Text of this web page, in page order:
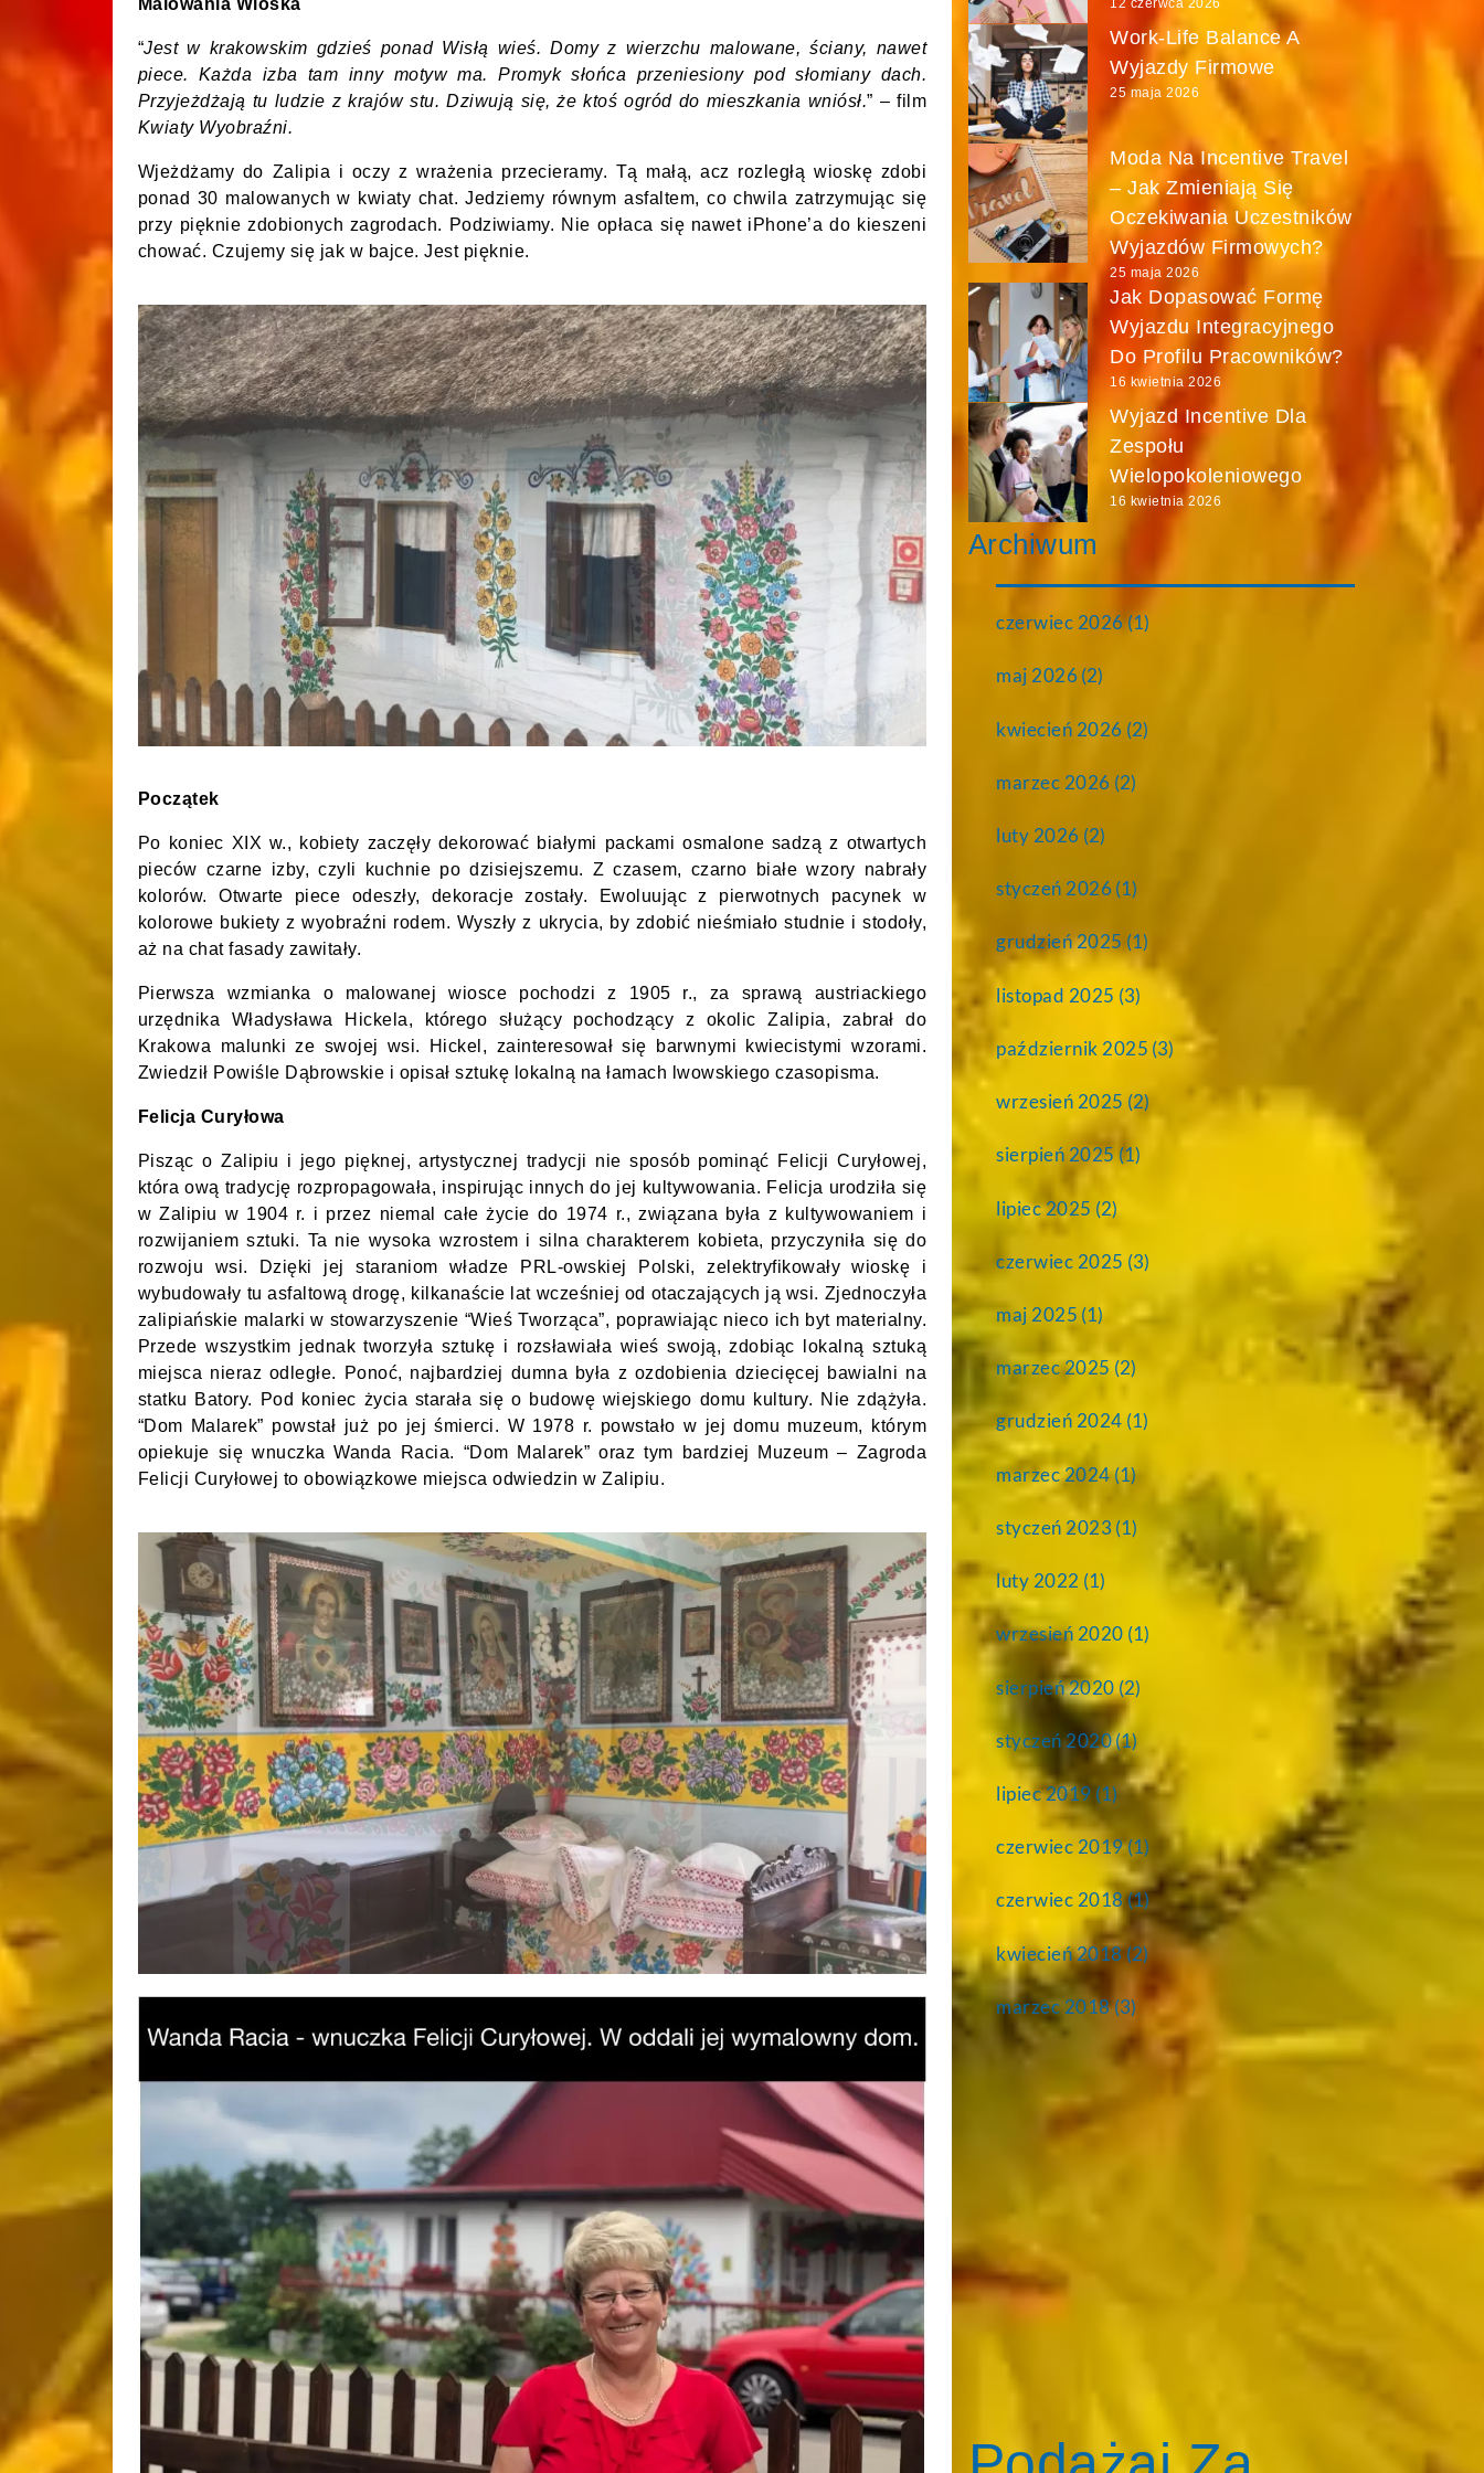
Malowania Wioska
“Jest w krakowskim gdzieś ponad Wisłą wieś. Domy z wierzchu malowane, ściany, nawet
piece. Każda izba tam inny motyw ma. Promyk słońca przeniesiony pod słomiany dach.
Przyjeżdżają tu ludzie z krajów stu. Dziwują się, że ktoś ogród do mieszkania wniósł.” – film
Kwiaty Wyobraźni.
Wjeżdżamy do Zalipia i oczy z wrażenia przecieramy. Tą małą, acz rozległą wioskę zdobi
ponad 30 malowanych w kwiaty chat. Jedziemy równym asfaltem, co chwila zatrzymując się
przy pięknie zdobionych zagrodach. Podziwiamy. Nie opłaca się nawet iPhone’a do kieszeni
chować. Czujemy się jak w bajce. Jest pięknie.
Początek
Po koniec XIX w., kobiety zaczęły dekorować białymi packami osmalone sadzą z otwartych
pieców czarne izby, czyli kuchnie po dzisiejszemu. Z czasem, czarno białe wzory nabrały
kolorów. Otwarte piece odeszły, dekoracje zostały. Ewoluując z pierwotnych pacynek w
kolorowe bukiety z wyobraźni rodem. Wyszły z ukrycia, by zdobić nieśmiało studnie i stodoły,
aż na chat fasady zawitały.
Pierwsza wzmianka o malowanej wiosce pochodzi z 1905 r., za sprawą austriackiego
urzędnika Władysława Hickela, którego służący pochodzący z okolic Zalipia, zabrał do
Krakowa malunki ze swojej wsi. Hickel, zainteresował się barwnymi kwiecistymi wzorami.
Zwiedził Powiśle Dąbrowskie i opisał sztukę lokalną na łamach lwowskiego czasopisma.
Felicja Curyłowa
Pisząc o Zalipiu i jego pięknej, artystycznej tradycji nie sposób pominąć Felicji Curyłowej,
która ową tradycję rozpropagowała, inspirując innych do jej kultywowania. Felicja urodziła się
w Zalipiu w 1904 r. i przez niemal całe życie do 1974 r., związana była z kultywowaniem i
rozwijaniem sztuki. Ta nie wysoka wzrostem i silna charakterem kobieta, przyczyniła się do
rozwoju wsi. Dzięki jej staraniom władze PRL-owskiej Polski, zelektryfikowały wioskę i
wybudowały tu asfaltową drogę, kilkanaście lat wcześniej od otaczających ją wsi. Zjednoczyła
zalipiańskie malarki w stowarzyszenie “Wieś Tworząca”, poprawiając nieco ich byt materialny.
Przede wszystkim jednak tworzyła sztukę i rozsławiała wieś swoją, zdobiąc lokalną sztuką
miejsca nieraz odległe. Ponoć, najbardziej dumna była z ozdobienia dziecięcej bawialni na
statku Batory. Pod koniec życia starała się o budowę wiejskiego domu kultury. Nie zdążyła.
“Dom Malarek” powstał już po jej śmierci. W 1978 r. powstało w jej domu muzeum, którym
opiekuje się wnuczka Wanda Racia. “Dom Malarek” oraz tym bardziej Muzeum – Zagroda
Felicji Curyłowej to obowiązkowe miejsca odwiedzin w Zalipiu.
12 czerwca 2026
Work-Life Balance A
Wyjazdy Firmowe
25 maja 2026
Moda Na Incentive Travel
– Jak Zmieniają Się
Oczekiwania Uczestników
Wyjazdów Firmowych?
25 maja 2026
Jak Dopasować Formę
Wyjazdu Integracyjnego
Do Profilu Pracowników?
16 kwietnia 2026
Wyjazd Incentive Dla
Zespołu
Wielopokoleniowego
16 kwietnia 2026
Archiwum
czerwiec 2026(1)
maj 2026 (2)
kwiecień 2026 (2)
marzec 2026 (2)
luty 2026 (2)
styczeń 2026 (1)
grudzień 2025 (1)
listopad 2025 (3)
październik 2025 (3)
wrzesień 2025 (2)
sierpień 2025(1)
lipiec 2025 (2)
czerwiec 2025 (3)
maj 2025 (1)
marzec 2025 (2)
grudzień 2024 (1)
marzec 2024(1)
styczeń 2023 (1)
luty 2022 (1)
wrzesień 2020 (1)
sierpień 2020 (2)
styczeń 2020(1)
lipiec 2019 (1)
czerwiec 2019(1)
czerwiec 2018(1)
kwiecień 2018(2)
marzec 2018(3)